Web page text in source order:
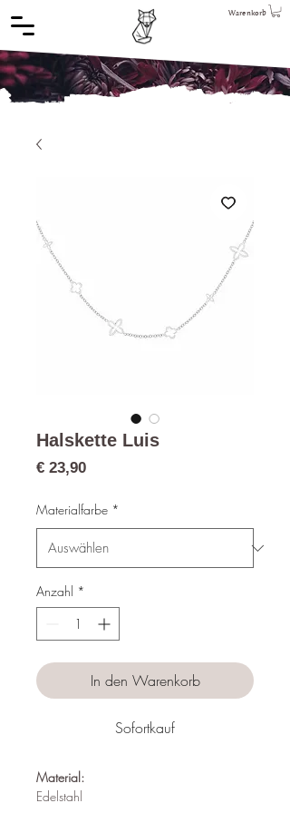
Warenkorb
Halskette Luis
€ 23,90Preis
Materialfarbe *
Anzahl *
In den Warenkorb
Sofortkauf
Material:
Edelstahl